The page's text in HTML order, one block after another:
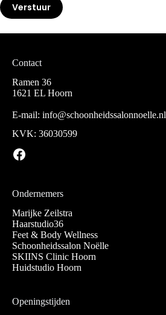
Contact
Ramen 36
1621 EL Hoorn
E-mail: info@schoonheidssalonnoelle.nl
KVK: 36030599
https://www.facebook.com/beautyconcepthoorn/
Ondernemers
Marijke Zeilstra
Haarstudio36
Feet & Body Wellness
Schoonheidssalon Noëlle
SKIINS Clinic Hoorn
Huidstudio Hoorn
Openingstijden